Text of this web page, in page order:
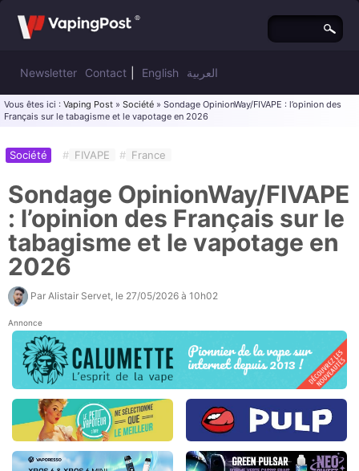
Newsletter Contact English العربية
Vous êtes ici : Vaping Post » Société » Sondage OpinionWay/FIVAPE : l’opinion des
Français sur le tabagisme et le vapotage en 2026
Société # FIVAPE # France
Sondage OpinionWay/FIVAPE
: l’opinion des Français sur le
tabagisme et le vapotage en
2026
Par Alistair Servet , le 27/05/2026 à 10h02
Annonce